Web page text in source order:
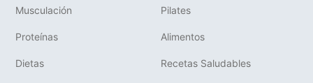
Musculación Pilates
Proteínas Alimentos
Dietas Recetas Saludables